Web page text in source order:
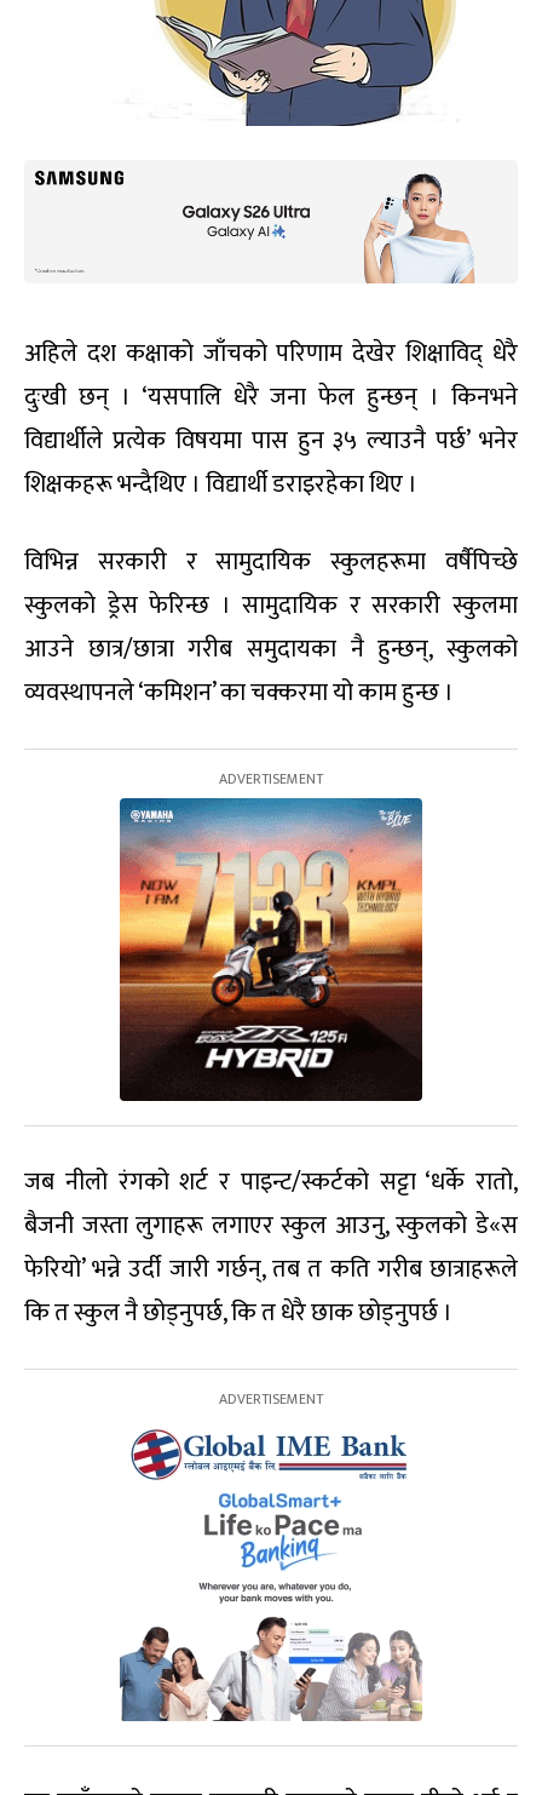
अहिले दश कक्षाको जाँचको परिणाम देखेर शिक्षाविद् धेरै
दुःखी छन् । ‘यसपालि धेरै जना फेल हुन्छन् । किनभने
विद्यार्थीले प्रत्येक विषयमा पास हुन ३५ ल्याउनै पर्छ’ भनेर
शिक्षकहरू भन्दैथिए । विद्यार्थी डराइरहेका थिए ।
विभिन्न सरकारी र सामुदायिक स्कुलहरूमा वर्षैपिच्छे
स्कुलको ड्रेस फेरिन्छ । सामुदायिक र सरकारी स्कुलमा
आउने छात्र/छात्रा गरीब समुदायका नै हुन्छन्, स्कुलको
व्यवस्थापनले ‘कमिशन’ का चक्करमा यो काम हुन्छ ।
जब नीलो रंगको शर्ट र पाइन्ट/स्कर्टको सट्टा ‘धर्के रातो,
बैजनी जस्ता लुगाहरू लगाएर स्कुल आउनु, स्कुलको डे«स
फेरियो’ भन्ने उर्दी जारी गर्छन्, तब त कति गरीब छात्राहरूले
कि त स्कुल नै छोड्नुपर्छ, कि त धेरै छाक छोड्नुपर्छ ।